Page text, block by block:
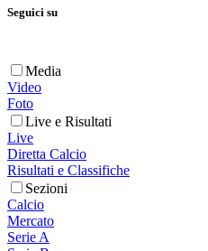
Seguici su
Media
Video
Foto
Live e Risultati
Live
Diretta Calcio
Risultati e Classifiche
Sezioni
Calcio
Mercato
Serie A